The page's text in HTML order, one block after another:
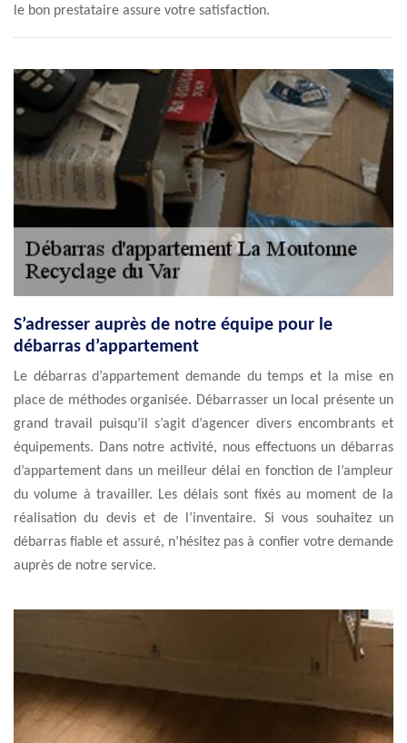
le bon prestataire assure votre satisfaction.
S’adresser auprès de notre équipe pour le
débarras d’appartement
Le débarras d’appartement demande du temps et la mise en
place de méthodes organisée. Débarrasser un local présente un
grand travail puisqu’il s’agit d’agencer divers encombrants et
équipements. Dans notre activité, nous effectuons un débarras
d’appartement dans un meilleur délai en fonction de l’ampleur
du volume à travailler. Les délais sont fixés au moment de la
réalisation du devis et de l’inventaire. Si vous souhaitez un
débarras fiable et assuré, n’hésitez pas à confier votre demande
auprès de notre service.